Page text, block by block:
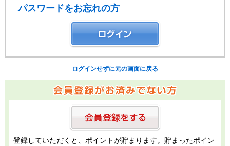
パスワードをお忘れの方
ログインせずに元の画面に戻る
登録していただくと、ポイントが貯まります。貯まったポイン